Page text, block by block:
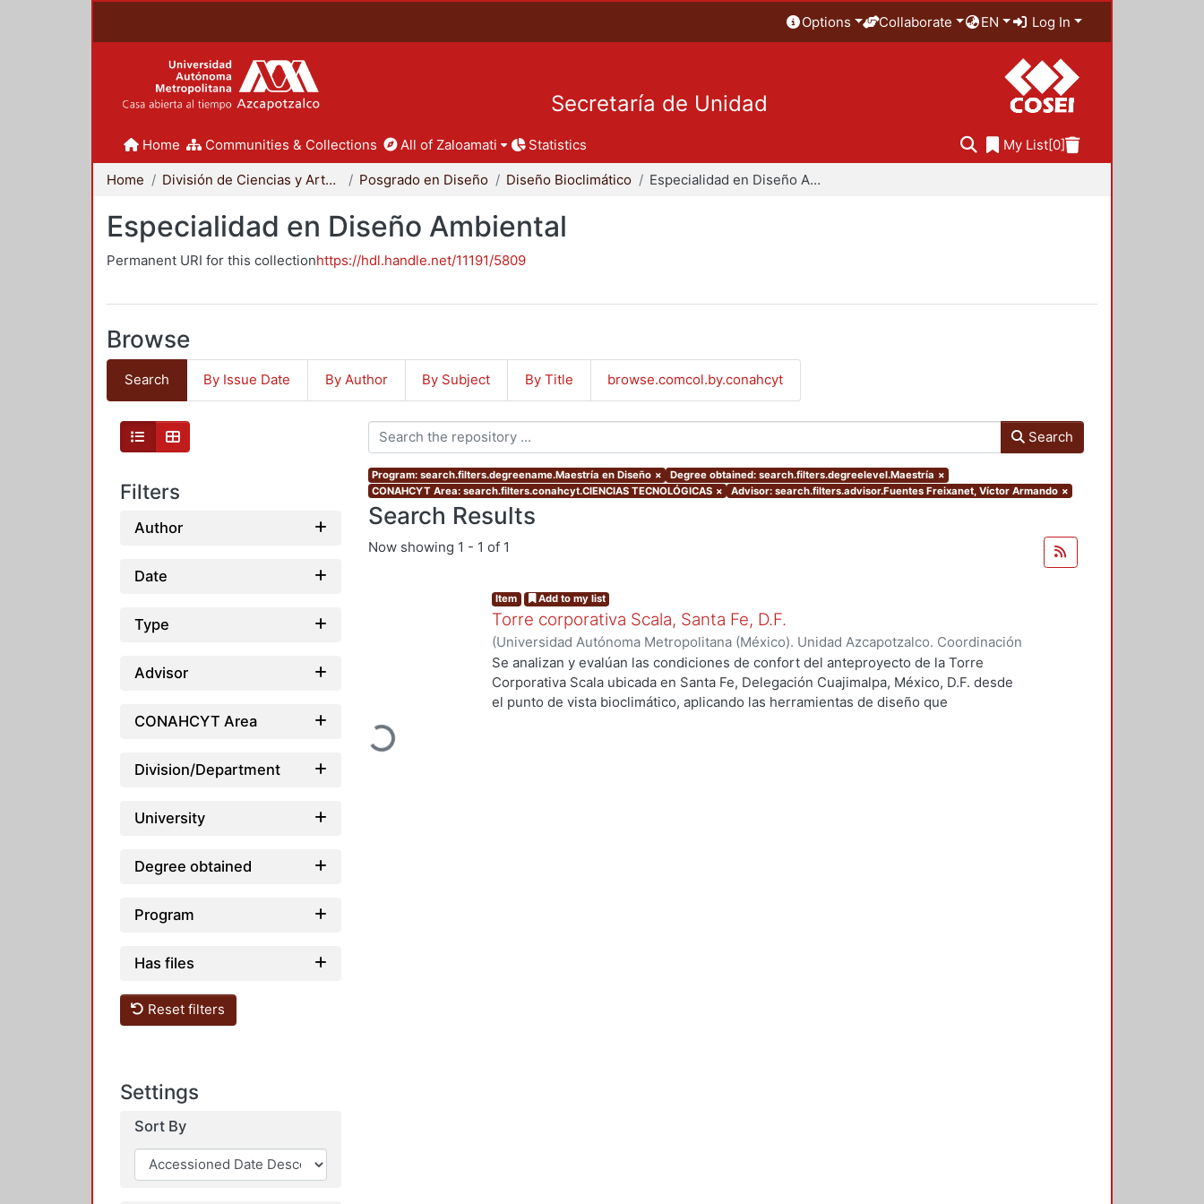
Options Collaborate EN Log In
Secretaría de Unidad
Home Communities & Collections All of Zaloamati Statistics My List[0]
Home División de Ciencias y Artes para el Diseño Posgrado en Diseño Diseño Bioclimático Especialidad en Diseño Ambiental
Especialidad en Diseño Ambiental
Permanent URI for this collectionhttps://hdl.handle.net/11191/5809
Browse
Search By Issue Date By Author By Subject By Title browse.comcol.by.conahcyt
Filters
Author
Date
Type
Advisor
CONAHCYT Area
Division/Department
University
Degree obtained
Program
Has files
Reset filters
Settings
Sort By
Search
Program: search.filters.degreename.Maestría en Diseño × Degree obtained: search.filters.degreelevel.Maestría ×
CONAHCYT Area: search.filters.conahcyt.CIENCIAS TECNOLÓGICAS × Advisor: search.filters.advisor.Fuentes Freixanet, Víctor Armando ×
Search Results
Now showing 1 - 1 of 1
Loading...
Item Add to my list
Torre corporativa Scala, Santa Fe, D.F.
(Universidad Autónoma Metropolitana (México). Unidad Azcapotzalco. Coordinación
de Servicios de Información.,1999)Corro Eguia, Guillermo Heriberto
Se analizan y evalúan las condiciones de confort del anteproyecto de la Torre
Corporativa Scala ubicada en Santa Fe, Delegación Cuajimalpa, México, D.F. desde
el punto de vista bioclimático, aplicando las herramientas de diseño que